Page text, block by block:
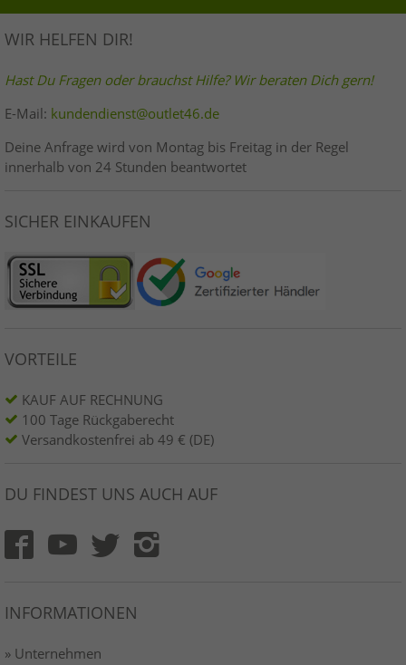
WIR HELFEN DIR!
Hast Du Fragen oder brauchst Hilfe? Wir beraten Dich gern!
E-Mail: kundendienst@outlet46.de
Deine Anfrage wird von Montag bis Freitag in der Regel
innerhalb von 24 Stunden beantwortet
SICHER EINKAUFEN
VORTEILE
KAUF AUF RECHNUNG
100 Tage Rückgaberecht
Versandkostenfrei ab 49 € (DE)
DU FINDEST UNS AUCH AUF
INFORMATIONEN
» Unternehmen